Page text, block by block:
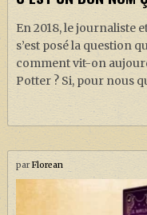
En 2018, le journaliste
s’est posé la question
comment vit-on
Potter ? Si, pour nous
parFlorean